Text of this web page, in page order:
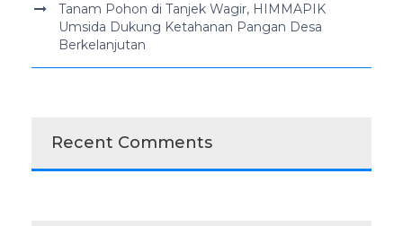
Tanam Pohon di Tanjek Wagir, HIMMAPIK
Umsida Dukung Ketahanan Pangan Desa
Berkelanjutan
Recent Comments